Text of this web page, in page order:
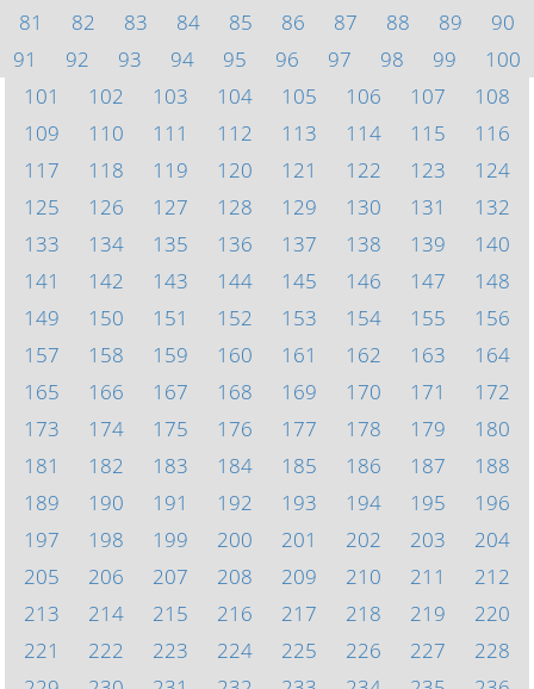
81
82 83 84 85 86 87 88 89
90
91
92 93 94 95 96 97 98 99
100
101
102 103 104 105 106 107
108
109
110 111 112 113 114 115
116
117
118 119 120 121 122 123
124
125
126 127 128 129 130 131
132
133
134 135 136 137 138 139
140
141
142 143 144 145 146 147
148
149
150 151 152 153 154 155
156
157
158 159 160 161 162 163
164
165
166 167 168 169 170 171
172
173
174 175 176 177 178 179
180
181
182 183 184 185 186 187
188
189
190 191 192 193 194 195
196
197
198 199 200 201 202 203
204
205
206 207 208 209 210 211
212
213
214 215 216 217 218 219
220
221
222 223 224 225 226 227
228